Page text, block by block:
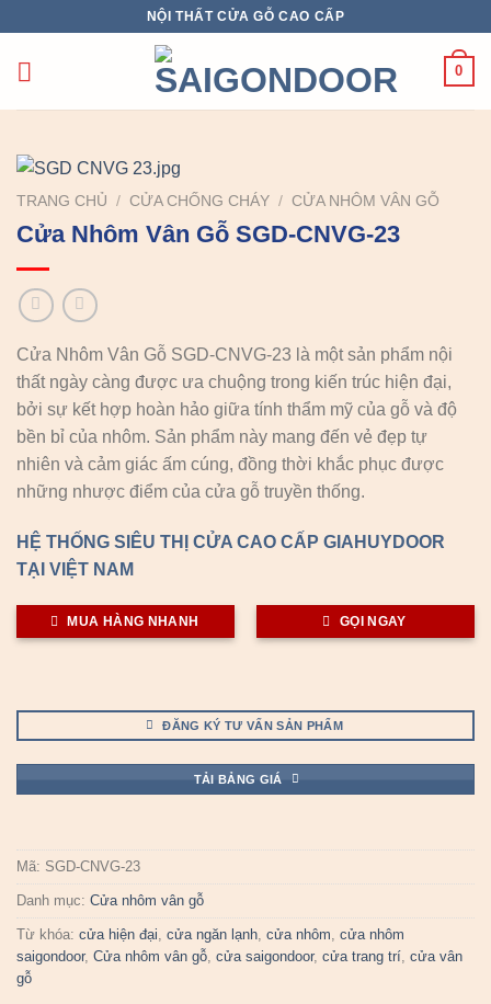
nội
NỘI THẤT CỬA GỖ CAO CẤP
0
TRANG CHỦ / CỬA CHỐNG CHÁY / CỬA NHÔM VÂN GỖ
Cửa Nhôm Vân Gỗ SGD-CNVG-23
Cửa Nhôm Vân Gỗ SGD-CNVG-23 là một sản phẩm nội
thất ngày càng được ưa chuộng trong kiến trúc hiện đại,
bởi sự kết hợp hoàn hảo giữa tính thẩm mỹ của gỗ và độ
bền bỉ của nhôm. Sản phẩm này mang đến vẻ đẹp tự
nhiên và cảm giác ấm cúng, đồng thời khắc phục được
những nhược điểm của cửa gỗ truyền thống.
HỆ THỐNG SIÊU THỊ CỬA CAO CẤP GIAHUYDOOR
TẠI VIỆT NAM
MUA HÀNG NHANH GỌI NGAY
ĐĂNG KÝ TƯ VẤN SẢN PHẨM
TẢI BẢNG GIÁ
Mã: SGD-CNVG-23
Danh mục: Cửa nhôm vân gỗ
Từ khóa: cửa hiện đại, cửa ngăn lạnh, cửa nhôm, cửa nhôm
saigondoor, Cửa nhôm vân gỗ, cửa saigondoor, cửa trang trí, cửa vân
gỗ